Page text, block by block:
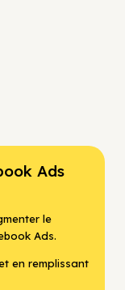
Ads
le
Ads.
en remplissant